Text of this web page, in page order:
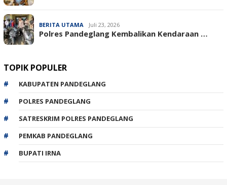
BERITA UTAMA Juli 23, 2026
‎Polres Pandeglang Kembalikan Kendaraan …
TOPIK POPULER
KABUPATEN PANDEGLANG
POLRES PANDEGLANG
SATRESKRIM POLRES PANDEGLANG
PEMKAB PANDEGLANG
BUPATI IRNA